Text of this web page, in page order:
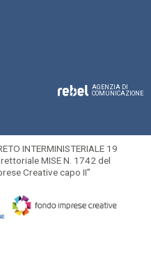
AGENZIA DI
COMUNICAZIONE
INTERMINISTERIALE 19
MISE N. 1742 del
Creative capo II”